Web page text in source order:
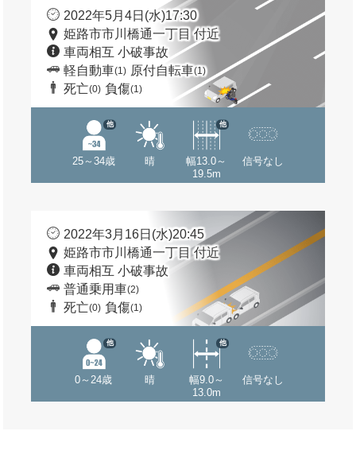
2022年5月4日(水)17:30
姫路市市川橋通一丁目 付近
車両相互 小破事故
軽自動車(1) 原付自転車(1)
死亡(0) 負傷(1)
25～34歳
他
晴
幅13.0～
19.5m
他
信号なし
2022年3月16日(水)20:45
姫路市市川橋通一丁目 付近
車両相互 小破事故
普通乗用車(2)
死亡(0) 負傷(1)
0～24歳
他
晴
幅9.0～
13.0m
他
信号なし